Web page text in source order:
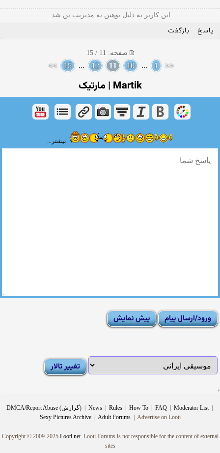
این کاربر به دلیل توهین به مدیریت بن شد.
پاسخ بازگفت
صفحه: 11 / 15
<<
1
...
10
11
12
...
15
>>
Martik | مارتیک
بیشتر...
DMCA/Report Abuse (گزارش) | News | Rules | How To | FAQ | Moderator List |
Sexy Pictures Archive | Adult Forums |Advertise on Looti
Copyright © 2009-2025 Looti.net. Looti Forums is not responsible for the content of external
sites